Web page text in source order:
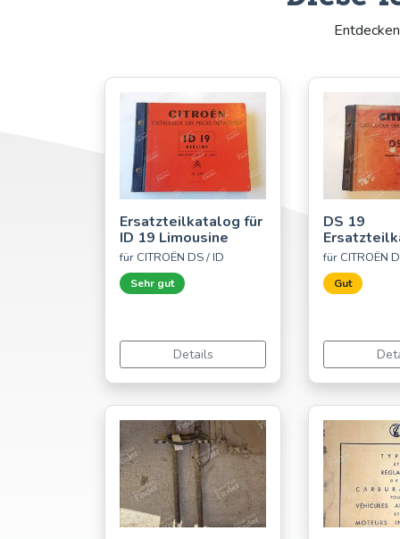
Ersatzteilkatalog für
ID 19 Limousine
für CITROËN DS / ID
Sehr gut
Details
DS 19
für CITROËN
Gut